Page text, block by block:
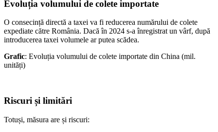
Evoluția volumului de colete importate
O consecință directă a taxei va fi reducerea numărului de colete
expediate către România. Dacă în 2024 s-a înregistrat un vârf, după
introducerea taxei volumele ar putea scădea.
Grafic: Evoluția volumului de colete importate din China (mil.
unități)
Riscuri și limitări
Totuși, măsura are și riscuri: